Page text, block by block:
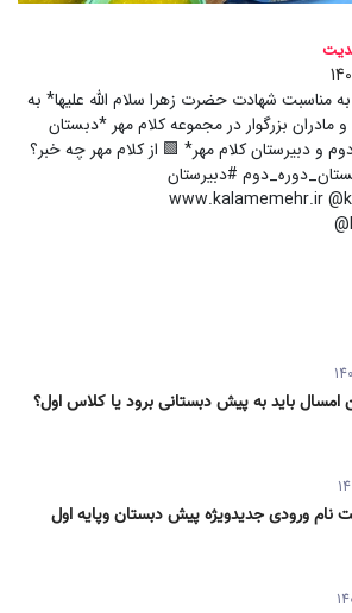
شهادت حضرت زهرا سلام الله علیها* به
مادران بزرگوار در مجموعه کلام مهر *دبستان
و دبیرستان کلام مهر* 🟩 از کلام مهر چه خبر؟
#دبیرستان
@www.kalamemehr.ir
امسال باید به پیش دبستانی برود یا کلاس اول؟
نام ورودی جدیدویژه پیش دبستان وپایه اول